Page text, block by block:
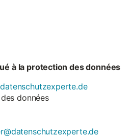
à la protection des données
données